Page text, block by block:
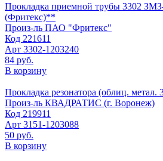
Прокладка приемной трубы 3302
(Фритекс)**
Произ-ль ПАО "Фритекс"
Код 221611
Арт 3302-1203240
84 руб.
В корзину
Прокладка резонатора (облиц. метал.
Произ-ль КВАДРАТИС (г. Воронеж)
Код 219911
Арт 3151-1203088
50 руб.
В корзину